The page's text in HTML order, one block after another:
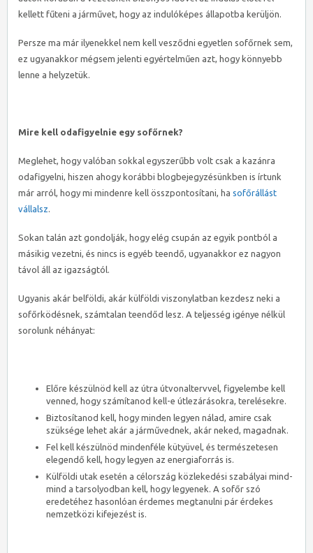
kellett fűteni a járművet, hogy az indulóképes állapotba kerüljön.
Persze ma már ilyenekkel nem kell vesződni egyetlen sofőrnek sem,
ez ugyanakkor mégsem jelenti egyértelműen azt, hogy könnyebb
lenne a helyzetük.
Mire kell odafigyelnie egy sofőrnek?
Meglehet, hogy valóban sokkal egyszerűbb volt csak a kazánra
odafigyelni, hiszen ahogy korábbi blogbejegyzésünkben is írtunk
már arról, hogy mi mindenre kell összpontosítani, ha sofőrállást
vállalsz.
Sokan talán azt gondolják, hogy elég csupán az egyik pontból a
másikig vezetni, és nincs is egyéb teendő, ugyanakkor ez nagyon
távol áll az igazságtól.
Ugyanis akár belföldi, akár külföldi viszonylatban kezdesz neki a
sofőrködésnek, számtalan teendőd lesz. A teljesség igénye nélkül
sorolunk néhányat:
Előre készülnöd kell az útra útvonaltervvel, figyelembe kell
venned, hogy számítanod kell-e útlezárásokra, terelésekre.
Biztosítanod kell, hogy minden legyen nálad, amire csak
szüksége lehet akár a járművednek, akár neked, magadnak.
Fel kell készülnöd mindenféle kütyüvel, és természetesen
elegendő kell, hogy legyen az energiaforrás is.
Külföldi utak esetén a célország közlekedési szabályai mind-
mind a tarsolyodban kell, hogy legyenek. A sofőr szó
eredetéhez hasonlóan érdemes megtanulni pár érdekes
nemzetközi kifejezést is.